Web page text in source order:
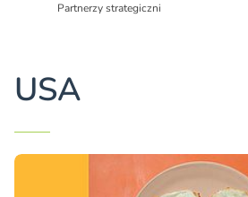
Partnerzy strategiczni
USA